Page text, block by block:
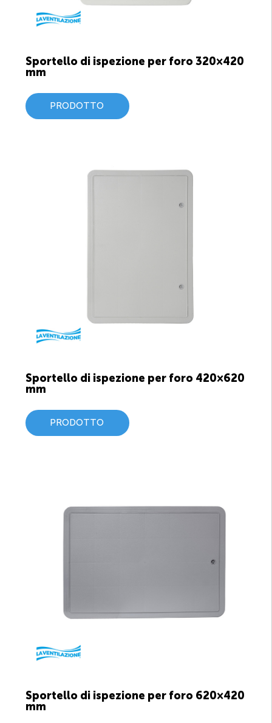
Sportello di ispezione per foro 320×420
mm
PRODOTTO
Sportello di ispezione per foro 420×620
mm
PRODOTTO
Sportello di ispezione per foro 620×420
mm